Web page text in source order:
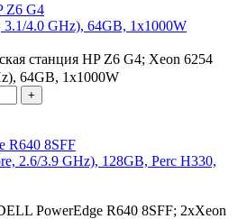
Z6 G4
3.1/4.0 GHz), 64GB, 1x1000W
станция HP Z6 G4; Xeon 6254
64GB, 1x1000W
+
R640 8SFF
2.6/3.9 GHz), 128GB, Perc H330,
PowerEdge R640 8SFF; 2xXeon